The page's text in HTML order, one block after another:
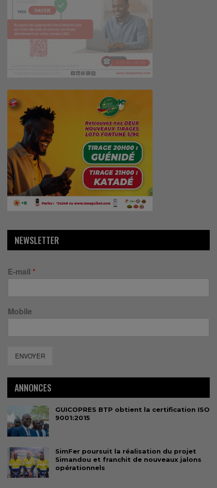
NEWSLETTER
E-mail *
Mobile
ENVOYER
ANNONCES
GUICOPRES BTP obtient la certification ISO
9001:2015
SimFer poursuit la réalisation du projet
Simandou et franchit de nouveaux jalons
opérationnels